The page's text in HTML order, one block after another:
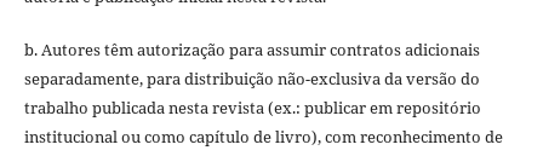
b. Autores têm autorização para assumir contratos adicionais
separadamente, para distribuição não-exclusiva da versão do
trabalho publicada nesta revista (ex.: publicar em repositório
institucional ou como capítulo de livro), com reconhecimento de